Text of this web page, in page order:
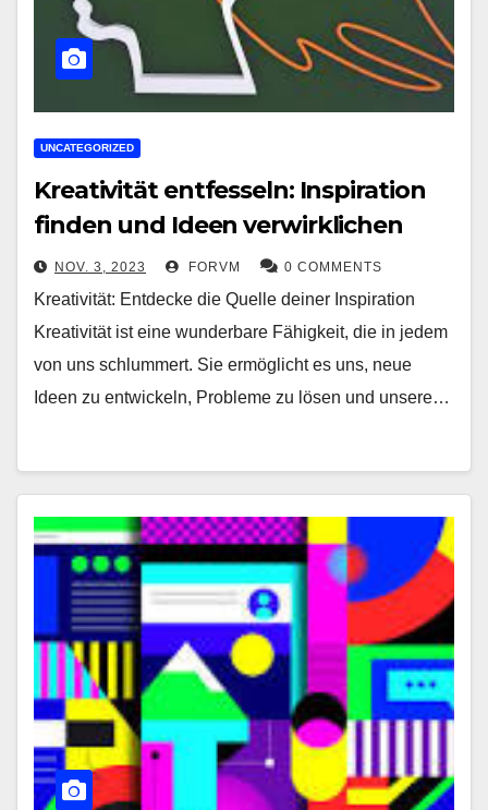
UNCATEGORIZED
Kreativität entfesseln: Inspiration
finden und Ideen verwirklichen
NOV. 3, 2023 FORVM 0 COMMENTS
Kreativität: Entdecke die Quelle deiner Inspiration
Kreativität ist eine wunderbare Fähigkeit, die in jedem
von uns schlummert. Sie ermöglicht es uns, neue
Ideen zu entwickeln, Probleme zu lösen und unsere…